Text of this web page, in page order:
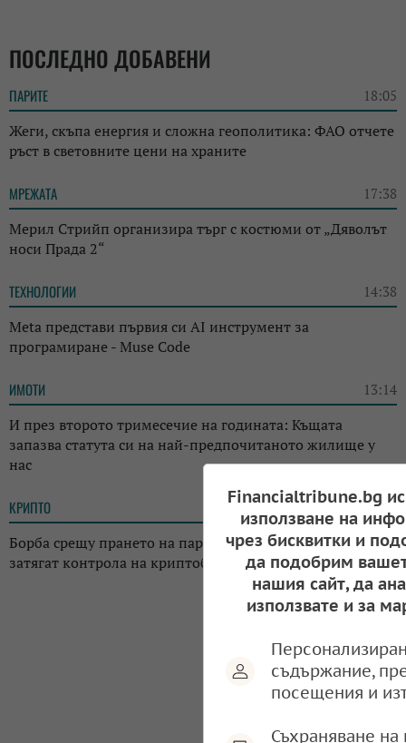
ПОСЛЕДНО ДОБАВЕНИ
ПАРИТЕ 18:05
Жеги, скъпа енергия и сложна геополитика: ФАО отчете
ръст в световните цени на храните
МРЕЖАТА 17:38
Мерил Стрийп организира търг с костюми от „Дяволът
носи Прада 2“
ТЕХНОЛОГИИ 14:38
Meta представи първия си AI инструмент за
програмиране - Muse Code
ИМОТИ 13:14
И през второто тримесечие на годината: Къщата
запазва статута си на най-предпочитаното жилище у
нас
КРИПТО 13:02
Борба срещу прането на пари: Регулаторите в Япония
затягат контрола на криптоборсите в страната
Financialtribune.bg
използване на
чрез бисквитки и
да подобрим
нашия сайт, да
използвате и за
съдържание,
посещения и
Съхраняване